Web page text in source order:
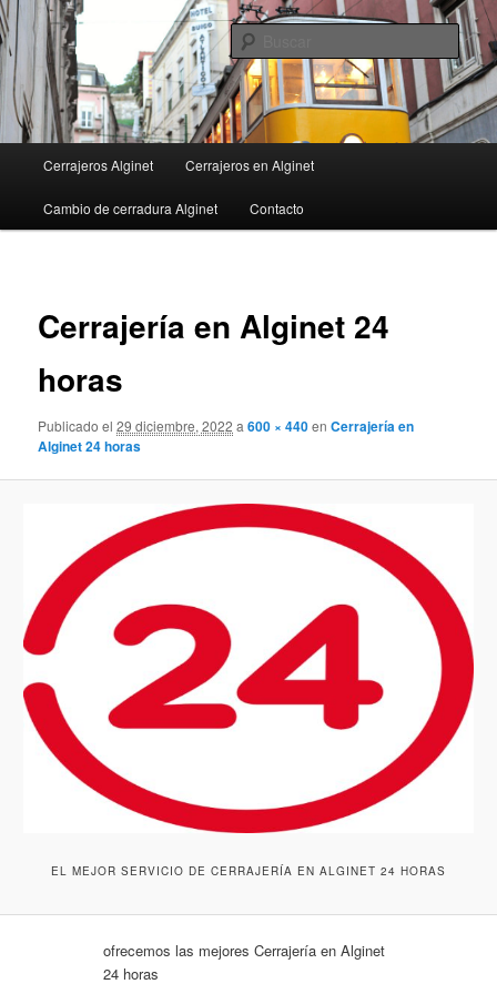
Ir
al
contenido
principal
principal
Cerrajeros Alginet Cerrajeros en Alginet
Cambio de cerradura Alginet Contacto
Cerrajería en Alginet 24
horas
Publicado el 29 diciembre, 2022 a600 × 440enCerrajería en
Alginet 24 horas
EL MEJOR SERVICIO DE CERRAJERÍA EN ALGINET 24 HORAS
ofrecemos las mejores Cerrajería en Alginet
24 horas